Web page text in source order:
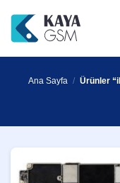
atla
Ana Sayfa / Ürünler